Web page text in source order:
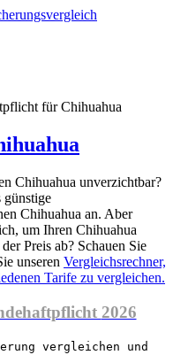
für Chihuahua
Chihuahua unverzichtbar?
günstige
Chihuahua an. Aber
um Ihren Chihuahua
Preis ab? Schauen Sie
unseren Vergleichsrechner,
Tarife zu vergleichen.
2026
vergleichen und